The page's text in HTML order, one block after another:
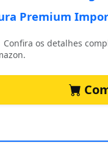
Premium
Confira os detalhes